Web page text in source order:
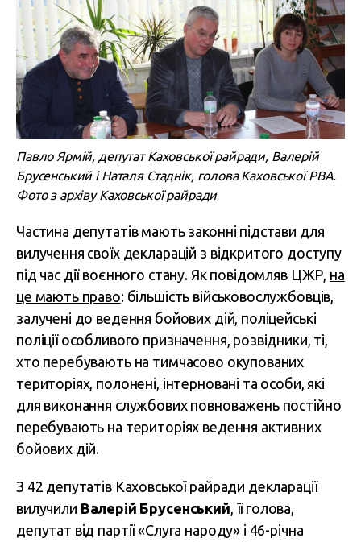
Павло Ярмій, депутат Каховської райради, Валерій
Брусенський і Наталя Стаднік, голова Каховської РВА.
Фото з архіву Каховської райради
Частина депутатів мають законні підстави для
вилучення своїх декларацій з відкритого доступу
під час дії воєнного стану. Як повідомляв ЦЖР, на
це мають право: більшість військовослужбовців,
залучені до ведення бойових дій, поліцейські
поліції особливого призначення, розвідники, ті,
хто перебувають на тимчасово окупованих
територіях, полонені, інтерновані та особи, які
для виконання службових повноважень постійно
перебувають на територіях ведення активних
бойових дій.
З 42 депутатів Каховської райради декларації
вилучили Валерій Брусенський , її голова,
депутат від партії «Слуга народу» і 46-річна